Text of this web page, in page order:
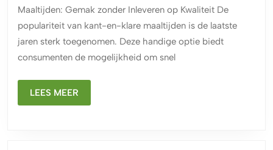
Maaltijden: Gemak zonder Inleveren op Kwaliteit De
populariteit van kant-en-klare maaltijden is de laatste
jaren sterk toegenomen. Deze handige optie biedt
consumenten de mogelijkheid om snel
LEES MEER
MEER